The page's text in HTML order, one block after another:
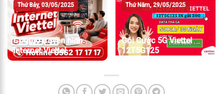
Thứ Bảy, 03/05/2025
Combo truyền hình
internet Viettel
Thứ Năm, 29/05/2025
Gói Cước 5G Viettel
12T5G125